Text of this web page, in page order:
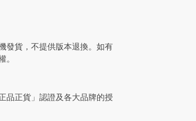
發貨，不提供版本退換。如有
。
品正貨」認證及各大品牌的授